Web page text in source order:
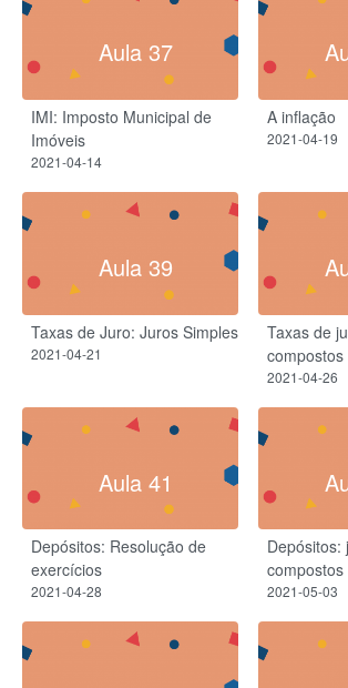
Aula 37
IMI: Imposto Municipal de
Imóveis
2021-04-14
A inflação
2021-04-19
Aula 39
Taxas de Juro: Juros Simples
2021-04-21
Taxas de
compostos​
2021-04-26
Aula 41
Depósitos: Resolução de
exercícios
2021-04-28
Depósitos:
compostos
2021-05-03